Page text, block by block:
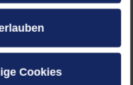
Cookies
News